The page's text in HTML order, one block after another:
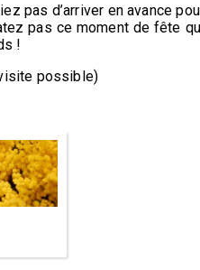
pas d’arriver en avance
pas ce moment de fête
!
possible)